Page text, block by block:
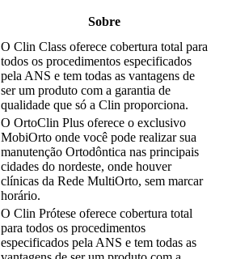
Sobre
O Clin Class oferece cobertura total para
todos os procedimentos especificados
pela ANS e tem todas as vantagens de
ser um produto com a garantia de
qualidade que só a Clin proporciona.
O OrtoClin Plus oferece o exclusivo
MobiOrto onde você pode realizar sua
manutenção Ortodôntica nas principais
cidades do nordeste, onde houver
clínicas da Rede MultiOrto, sem marcar
horário.
O Clin Prótese oferece cobertura total
para todos os procedimentos
especificados pela ANS e tem todas as